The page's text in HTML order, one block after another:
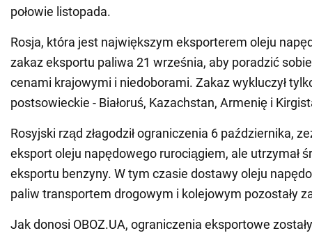
połowie listopada.
Rosja, która jest największym eksporterem oleju
zakaz eksportu paliwa 21 września, aby poradzić
cenami krajowymi i niedoborami. Zakaz wykluczył
postsowieckie - Białoruś, Kazachstan, Armenię i
Rosyjski rząd złagodził ograniczenia 6 października,
eksport oleju napędowego rurociągiem, ale utrzymał
eksportu benzyny. W tym czasie dostawy oleju
paliw transportem drogowym i kolejowym pozostały
Jak donosi OBOZ.UA, ograniczenia eksportowe